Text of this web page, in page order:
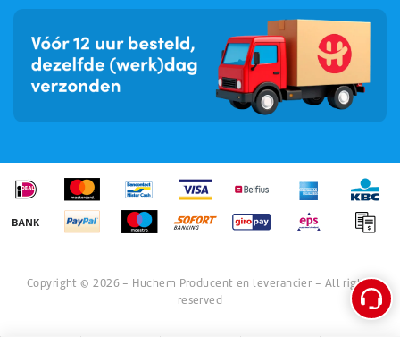
Copyright © 2026 - Huchem Producent en leverancier - All rights
reserved